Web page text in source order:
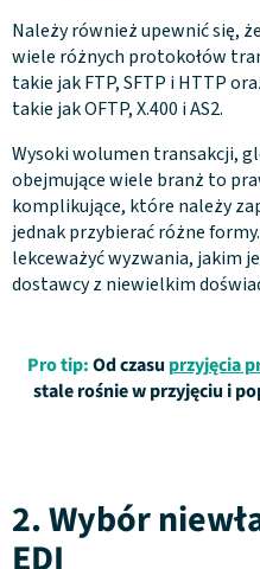
Należy również upewnić się,
wiele różnych protokołów
takie jak FTP, SFTP i HTTP
takie jak OFTP, X.400 i AS2.
Wysoki wolumen transakcji,
obejmujące wiele branż to
komplikujące, które należy
jednak przybierać różne
lekceważyć wyzwania, jakim
dostawcy z niewielkim
Pro tip:Od czasu przyjęcia
stale rośnie w przyjęciu i
2. Wybór